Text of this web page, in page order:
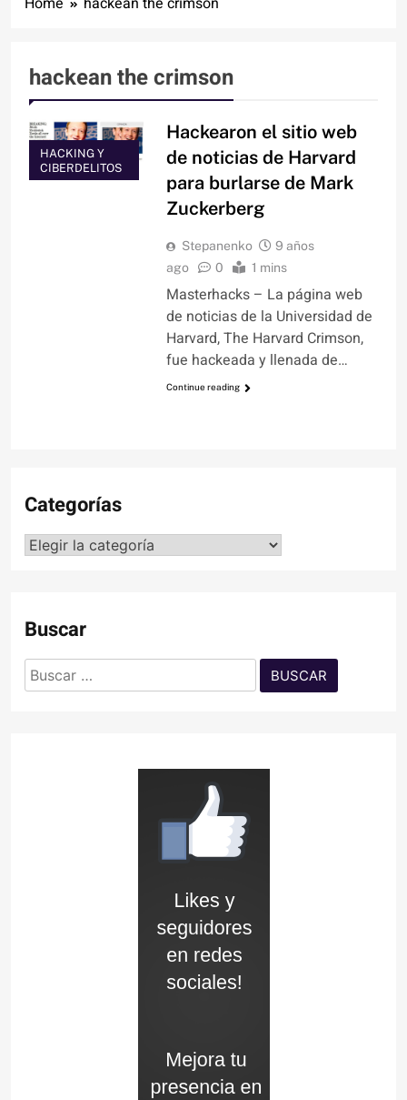
hackean the crimson
HACKING Y
CIBERDELITOS
Hackearon el sitio web
de noticias de Harvard
para burlarse de Mark
Zuckerberg
Stepanenko
9 años
ago
0 1 mins
Masterhacks – La página web
de noticias de la Universidad de
Harvard, The Harvard Crimson,
fue hackeada y llenada de…
Continue reading
Categorías
Categorías
Buscar
Buscar: